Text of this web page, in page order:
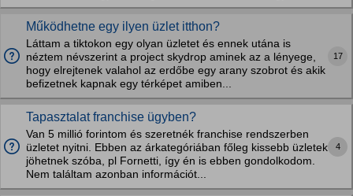
Működhetne egy ilyen üzlet itthon?
Láttam a tiktokon egy olyan üzletet és ennek utána is
néztem névszerint a project skydrop aminek az a lényege,
hogy elrejtenek valahol az erdőbe egy arany szobrot és akik
befizetnek kapnak egy térképet amiben...
17
Tapasztalat franchise ügyben?
Van 5 millió forintom és szeretnék franchise rendszerben
üzletet nyitni. Ebben az árkategóriában főleg kissebb üzletek
jöhetnek szóba, pl Fornetti, így én is ebben gondolkodom.
Nem találtam azonban információt...
4